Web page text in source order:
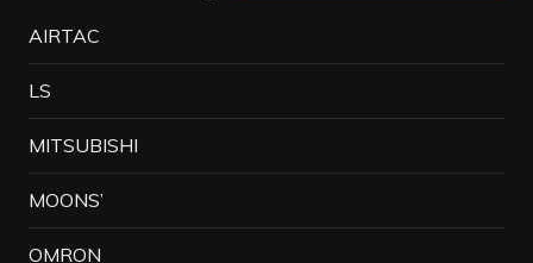
AIRTAC
LS
MITSUBISHI
MOONS’
OMRON